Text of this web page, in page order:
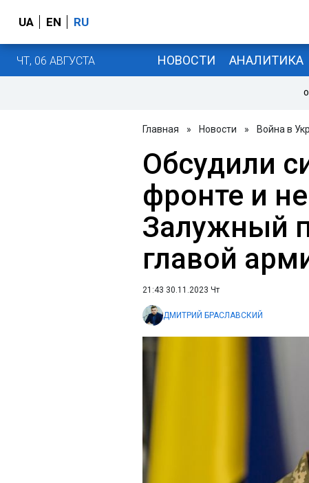
UA EN RU
ЧТ, 06 АВГУСТА НОВОСТИ АНАЛИТИКА
Главная » Новости » Война в
Обсудили
фронте и
Залужный
главой
21:43 30.11.2023 Чт
ДМИТРИЙ БРАСЛАВСКИЙ